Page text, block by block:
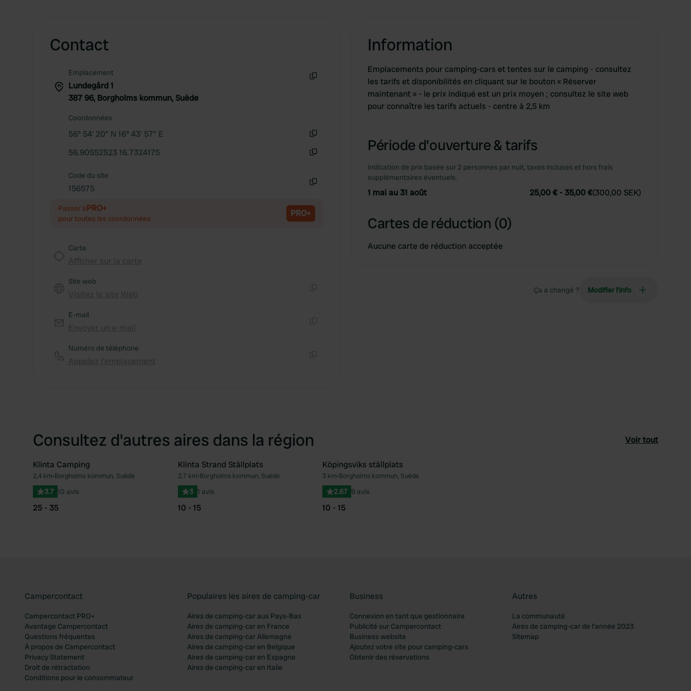
Contact
Emplacement
Lundegård 1
387 96, Borgholms kommun, Suède
Coordonnées
56° 54' 20" N 16° 43' 57" E
56.90552523 16.7324175
Code du site
156575
Passer àPRO+
pour toutes les coordonnées PRO+
Carte
Site web
E-mail
Numéro de téléphone
Information
Emplacements pour camping-cars et tentes sur le camping - consultez
les tarifs et disponibilités en cliquant sur le bouton « Réserver
maintenant » - le prix indiqué est un prix moyen ; consultez le site web
pour connaître les tarifs actuels - centre à 2,5 km
Période d'ouverture & tarifs
Indication de prix basée sur 2 personnes par nuit, taxes incluses et hors frais
supplémentaires éventuels.
1 mai au 31 août 25,00 € - 35,00 €(300,00 SEK)
Cartes de réduction (0)
Aucune carte de réduction acceptée
Ça a changé ? Modifier l’info
Consultez d'autres aires dans la région Voir tout
Préféré
Klinta Camping
2,4 km•Borgholms kommun, Suède
3.7 10 avis
25 - 35
Préféré
Klinta Strand Ställplats
2,7 km•Borgholms kommun, Suède
3 1 avis
10 - 15
Köpingsviks ställplats
3 km•Borgholms kommun, Suède
2.67 9 avis
10 - 15
Campercontact
Campercontact PRO+
Avantage Campercontact
Questions fréquentes
À propos de Campercontact
Privacy Statement
Droit de rétractation
Conditions pour le consommateur
Populaires les aires de camping-car
Aires de camping-car aux Pays-Bas
Aires de camping-car en France
Aires de camping-car Allemagne
Aires de camping-car en Belgique
Aires de camping-car en Espagne
Aires de camping-car en Italie
Business
Connexion en tant que gestionnaire
Publicité sur Campercontact
Business website
Ajoutez votre site pour camping-cars
Obtenir des réservations
Autres
La communauté
Aires de camping-car de l’année 2023
Sitemap